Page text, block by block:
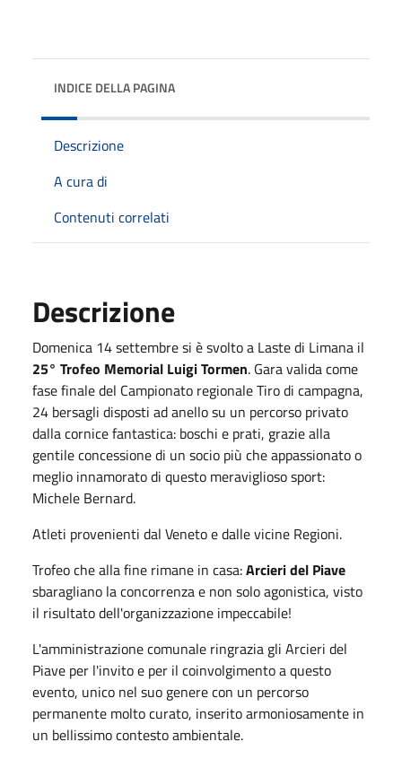
INDICE DELLA PAGINA
Descrizione
A cura di
Contenuti correlati
Descrizione
Domenica 14 settembre si è svolto a Laste di Limana il
25° Trofeo Memorial Luigi Tormen. Gara valida come
fase finale del Campionato regionale Tiro di campagna,
24 bersagli disposti ad anello su un percorso privato
dalla cornice fantastica: boschi e prati, grazie alla
gentile concessione di un socio più che appassionato o
meglio innamorato di questo meraviglioso sport:
Michele Bernard.
Atleti provenienti dal Veneto e dalle vicine Regioni.
Trofeo che alla fine rimane in casa:Arcieri del Piave
sbaragliano la concorrenza e non solo agonistica, visto
il risultato dell'organizzazione impeccabile!
L'amministrazione comunale ringrazia gli Arcieri del
Piave per l'invito e per il coinvolgimento a questo
evento, unico nel suo genere con un percorso
permanente molto curato, inserito armoniosamente in
un bellissimo contesto ambientale.